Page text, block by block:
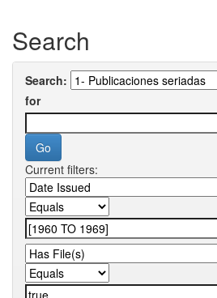
Search
Search:
for
Current filters: